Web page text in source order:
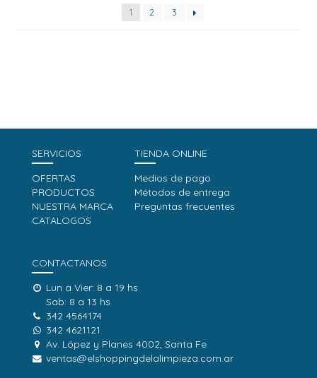
1 2 3
SERVICIOS
OFERTAS
PRODUCTOS
NUESTRA MARCA
CATALOGOS
TIENDA ONLINE
Medios de pago
Métodos de entrega
Preguntas frecuentes
CONTACTANOS
Lun a Vier: 8 a 19 hs
Sab: 8 a 13 hs
342 4564174
342 4621121
Av. López y Planes 4002, Santa Fe
ventas@elshoppingdelalimpieza.com.ar